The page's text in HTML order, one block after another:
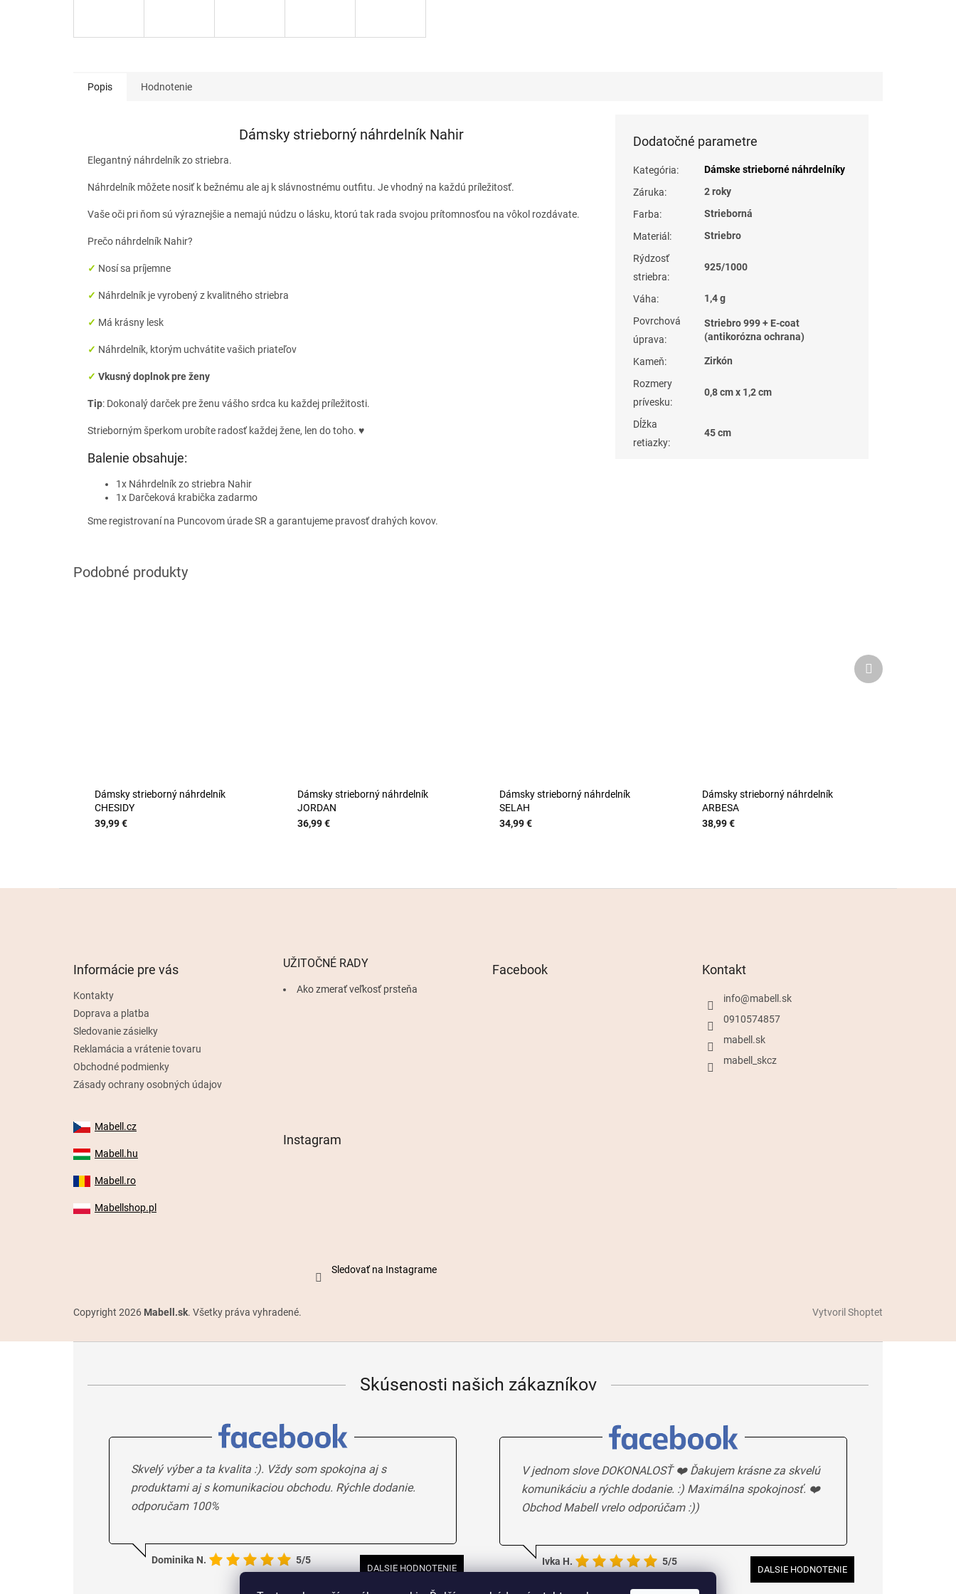
Popis Hodnotenie
Dámsky strieborný náhrdelník Nahir
Elegantný náhrdelník zo striebra.
Náhrdelník môžete nosiť k bežnému ale aj k slávnostnému outfitu. Je vhodný na každú príležitosť.
Vaše oči pri ňom sú výraznejšie a nemajú núdzu o lásku, ktorú tak rada svojou prítomnosťou na vôkol rozdávate.
Prečo náhrdelník Nahir?
✓ Nosí sa príjemne
✓ Náhrdelník je vyrobený z kvalitného striebra
✓ Má krásny lesk
✓ Náhrdelník, ktorým uchvátite vašich priateľov
✓ Vkusný doplnok pre ženy
Tip: Dokonalý darček pre ženu vášho srdca ku každej príležitosti.
Strieborným šperkom urobíte radosť každej žene, len do toho. ♥
Balenie obsahuje:
1x Náhrdelník zo striebra Nahir
1x Darčeková krabička zadarmo
Sme registrovaní na Puncovom úrade SR a garantujeme pravosť drahých kovov.
Dodatočné parametre
Kategória:
Dámske strieborné náhrdelníky
Záruka:
2 roky
Farba:
Strieborná
Materiál :
Striebro
Rýdzosť
striebra:
925/1000
Váha:
1,4 g
Povrchová
úprava:
Striebro 999 + E-coat
(antikorózna ochrana)
Kameň:
Zirkón
Rozmery
prívesku:
0,8 cm x 1,2 cm
Dĺžka
retiazky:
45 cm
Dámsky strieborný náhrdelník
CHESIDY
39,99 €
Dámsky strieborný náhrdelník
JORDAN
36,99 €
Dámsky strieborný náhrdelník
SELAH
34,99 €
Dámsky strieborný náhrdelník
ARBESA
38,99 €
Ďalší
produkt
Informácie pre vás
Kontakty
Doprava a platba
Sledovanie zásielky
Reklamácia a vrátenie tovaru
Obchodné podmienky
Zásady ochrany osobných údajov
UŽITOČNÉ RADY
Ako zmerať veľkosť prsteňa
Facebook Kontakt
info@mabell.sk
0910574857
mabell.sk
mabell_skcz
Mabell.cz
Mabell.hu
Mabell.ro
Mabellshop.pl
Instagram
Sledovať na Instagrame
Vytvoril Shoptet
Copyright 2026 Mabell.sk. Všetky práva vyhradené.
Skúsenosti našich zákazníkov
Skvelý výber a ta kvalita :). Vždy som spokojna aj s
produktami aj s komunikaciou obchodu. Rýchle dodanie.
odporučam 100%
Dominika N. 5/5
DALSIE HODNOTENIE
V jednom slove DOKONALOSŤ ❤️ Ďakujem krásne za skvelú
komunikáciu a rýchle dodanie. :) Maximálna spokojnosť. ❤️
Obchod Mabell vrelo odporúčam :))
Ivka H. 5/5
DALSIE HODNOTENIE